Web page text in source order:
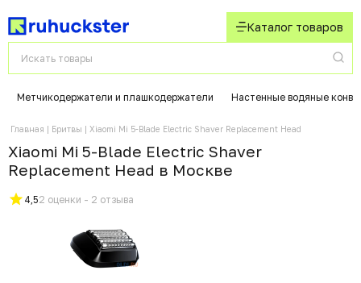
Каталог товаров
Метчикодержатели и плашкодержатели Настенные водяные
Главная Бритвы Xiaomi Mi 5-Blade Electric Shaver Replacement Head
Xiaomi Mi 5-Blade Electric Shaver
Replacement Head в Москвe
4,52 оценки - 2 отзыва